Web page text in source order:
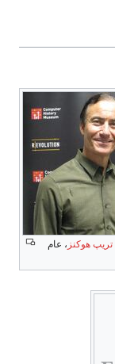
تريپ هوكنز ، عام